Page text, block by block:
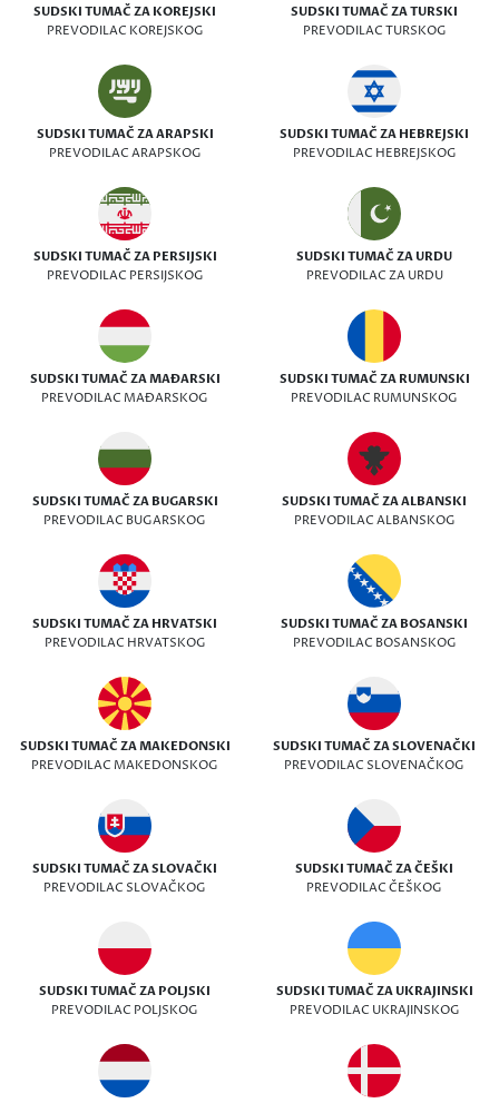
SUDSKI TUMAČ ZA KOREJSKI
PREVODILAC KOREJSKOG
SUDSKI TUMAČ ZA TURSKI
PREVODILAC TURSKOG
SUDSKI TUMAČ ZA ARAPSKI
PREVODILAC ARAPSKOG
SUDSKI TUMAČ ZA HEBREJSKI
PREVODILAC HEBREJSKOG
SUDSKI TUMAČ ZA PERSIJSKI
PREVODILAC PERSIJSKOG
SUDSKI TUMAČ ZA URDU
PREVODILAC ZA URDU
SUDSKI TUMAČ ZA MAĐARSKI
PREVODILAC MAĐARSKOG
SUDSKI TUMAČ ZA RUMUNSKI
PREVODILAC RUMUNSKOG
SUDSKI TUMAČ ZA BUGARSKI
PREVODILAC BUGARSKOG
SUDSKI TUMAČ ZA ALBANSKI
PREVODILAC ALBANSKOG
SUDSKI TUMAČ ZA HRVATSKI
PREVODILAC HRVATSKOG
SUDSKI TUMAČ ZA BOSANSKI
PREVODILAC BOSANSKOG
SUDSKI TUMAČ ZA MAKEDONSKI
PREVODILAC MAKEDONSKOG
SUDSKI TUMAČ ZA SLOVENAČKI
PREVODILAC SLOVENAČKOG
SUDSKI TUMAČ ZA SLOVAČKI
PREVODILAC SLOVAČKOG
SUDSKI TUMAČ ZA ČEŠKI
PREVODILAC ČEŠKOG
SUDSKI TUMAČ ZA POLJSKI
PREVODILAC POLJSKOG
SUDSKI TUMAČ ZA UKRAJINSKI
PREVODILAC UKRAJINSKOG